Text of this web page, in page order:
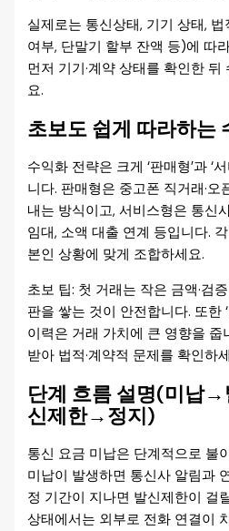
실제로는 통신상태, 기기 상태,
여부, 단말기 할부 잔액 등)에 따
먼저 기기·계약 상태를 확인한
요.
초보도 쉽게 따라하는
수익화 전략은 크게 ‘판매형’과 ‘
니다. 판매형은 중고폰 직거래·오
내는 방식이고, 서비스형은 통신
임대, 소액 대출 연계 등입니다.
본인 상황에 맞게 조합하세요.
초보 팁: 첫 거래는 작은 금액·검
판을 쌓는 것이 안전합니다. 또한 ‘
이력은 거래 가치에 큰 영향을 줍
받아 법적·계약적 문제를 확인하
단계 흐름 설명(미납
신제한→정지)
통신 요금 미납은 단계적으로 불
미납이 발생하면 통신사 알림과
정 기간이 지나면 발신제한이 걸
상태에서는 외부로 전화 연결이